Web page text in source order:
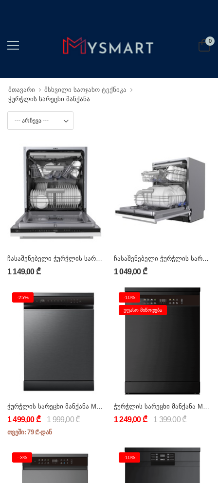
0
მთავარი
მსხვილი საოჯახო ტექნიკა
ჭურჭლის სარეცხი მანქანა
1 149,00 ₾ 1 049,00 ₾
-25%
1 499,00 ₾ 1 999,00 ₾
თვეში: 79 ₾-დან
-10%
ᲣᲤᲐᲡᲝ ᲛᲘᲬᲝᲓᲔᲑᲐ
1 249,00 ₾ 1 399,00 ₾
--3% -10%